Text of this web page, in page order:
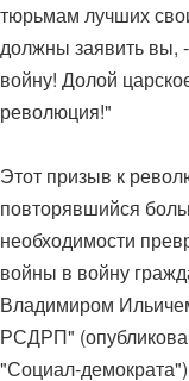
тюрьмам лучших
должны заявить вы,
войну! Долой
революция!"
Этот призыв к
повторявшийся
необходимости
войны в войну
Владимиром
РСДРП"
"Социал-